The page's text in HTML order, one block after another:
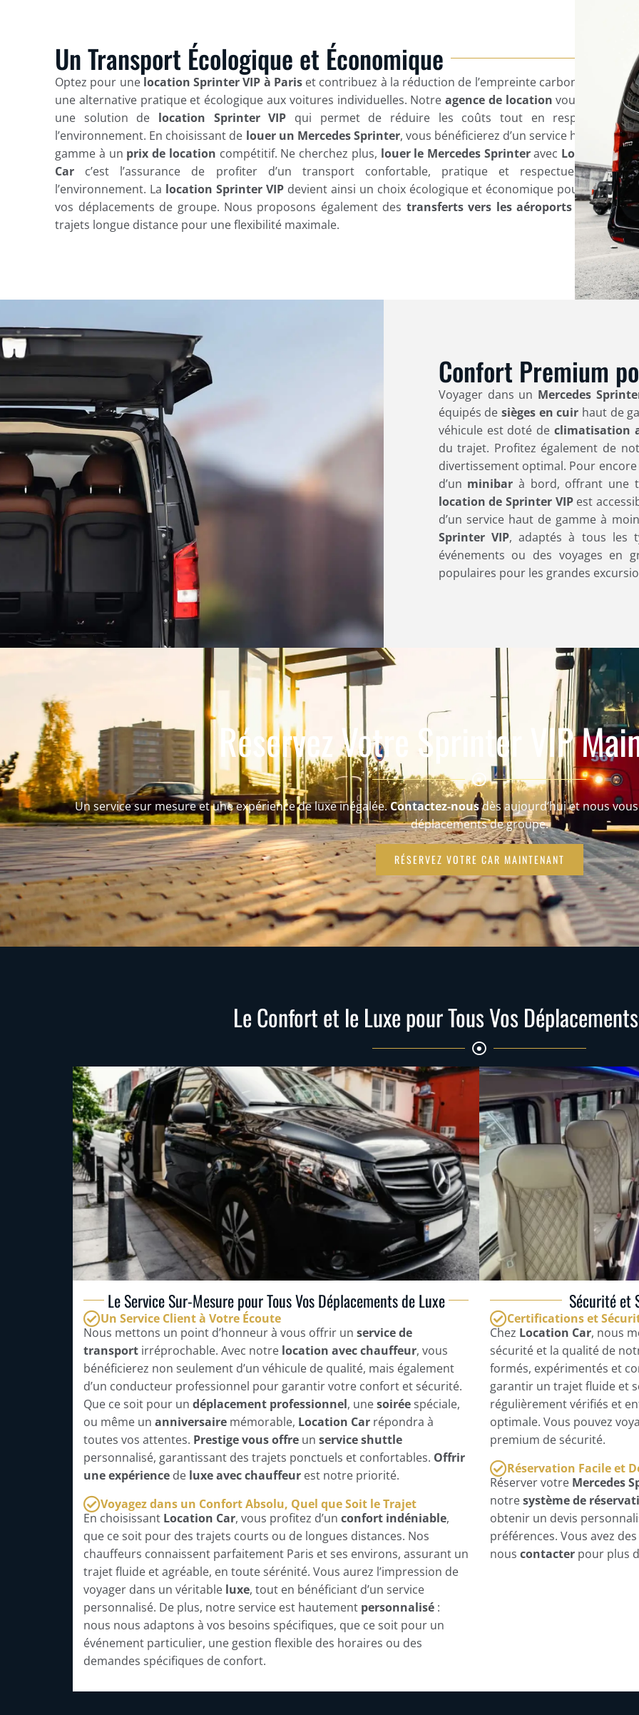
Un Transport Écologique et Économique
Optez pour une location Sprinter VIP à Pariset contribuez à la réduction de l’empreinte carbone avec
une alternative pratique et écologique aux voitures individuelles. Notreagence de location vous offre
une solution de location Sprinter VIP qui permet de réduire les coûts tout en respectant
l’environnement. En choisissant de louer un Mercedes Sprinter, vous bénéficierez d’un service haut de
gamme à un prix de location compétitif. Ne cherchez plus, louer le Mercedes Sprinteravec Location
Car c’est l’assurance de profiter d’un transport confortable, pratique et respectueux de
l’environnement. La location Sprinter VIPdevient ainsi un choix écologique et économique pour tous
vos déplacements de groupe. Nous proposons également des transferts vers les aéroportset des
trajets longue distance pour une flexibilité maximale.
Confort Premium
Voyager dans un Mercedes
équipés desièges en cuir haut de
véhicule est doté de climatisation
du trajet. Profitez également de
divertissement optimal. Pour
d’un minibar à bord, offrant une
location de Sprinter VIPest
d’un service haut de gamme à
Sprinter VIP, adaptés à tous les
événements ou des voyages en
populaires pour les grandes
Réservez Votre Sprinter VIP
Un service sur mesure et une expérience de luxe inégalée.Contactez-nousdès aujourd’hui et nous
déplacements de groupe.
RÉSERVEZ VOTRE CAR MAINTENANT
Le Confort et le Luxe pour Tous Vos
Le Service Sur-Mesure pour Tous Vos Déplacements de Luxe
Un Service Client à Votre Écoute
Nous mettons un point d’honneur à vous offrir un service de
transport irréprochable. Avec notre location avec chauffeur, vous
bénéficierez non seulement d’un véhicule de qualité, mais également
d’un conducteur professionnel pour garantir votre confort et sécurité.
Que ce soit pour un déplacement professionnel, unesoiréespéciale,
ou même un anniversaire mémorable, Location Car répondra à
toutes vos attentes. Prestige vous offre un service shuttle
personnalisé, garantissant des trajets ponctuels et confortables. Offrir
une expérience de luxe avec chauffeur est notre priorité.
Voyagez dans un Confort Absolu, Quel que Soit le Trajet
En choisissant Location Car, vous profitez d’un confort indéniable,
que ce soit pour des trajets courts ou de longues distances. Nos
chauffeurs connaissent parfaitement Paris et ses environs, assurant un
trajet fluide et agréable, en toute sérénité. Vous aurez l’impression de
voyager dans un véritable luxe, tout en bénéficiant d’un service
personnalisé. De plus, notre service est hautement personnalisé :
nous nous adaptons à vos besoins spécifiques, que ce soit pour un
événement particulier, une gestion flexible des horaires ou des
demandes spécifiques de confort.
Sécurité et
Certifications et
Chez Location Car, nous
sécurité et la qualité de
formés, expérimentés et
garantir un trajet fluide et
régulièrement vérifiés et
optimale. Vous pouvez
premium de sécurité.
Réservation Facile et
Réserver votre Mercedes
notresystème de
obtenir un devis
préférences. Vous avez
nous contacter pour plus